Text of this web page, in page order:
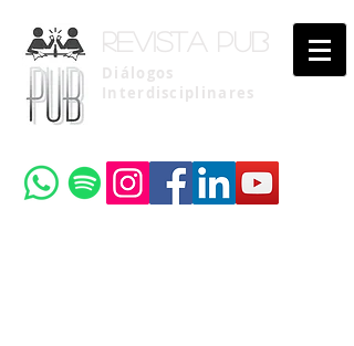
Revista pub
Diálogos
Interdisciplinares